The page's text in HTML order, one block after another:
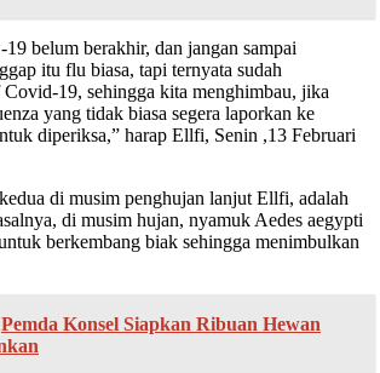
belum berakhir, dan jangan sampai
itu flu biasa, tapi ternyata sudah
19, sehingga kita menghimbau, jika
yang tidak biasa segera laporkan ke
diperiksa,” harap Ellfi, Senin ,13 Februari
di musim penghujan lanjut Ellfi, adalah
di musim hujan, nyamuk Aedes aegypti
berkembang biak sehingga menimbulkan
Pemda Konsel Siapkan Ribuan Hewan